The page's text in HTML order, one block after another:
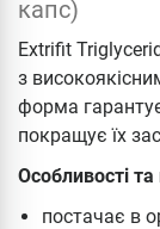
капс)
Extrifit
з
форма
покращує їх
Особливості
постачає в